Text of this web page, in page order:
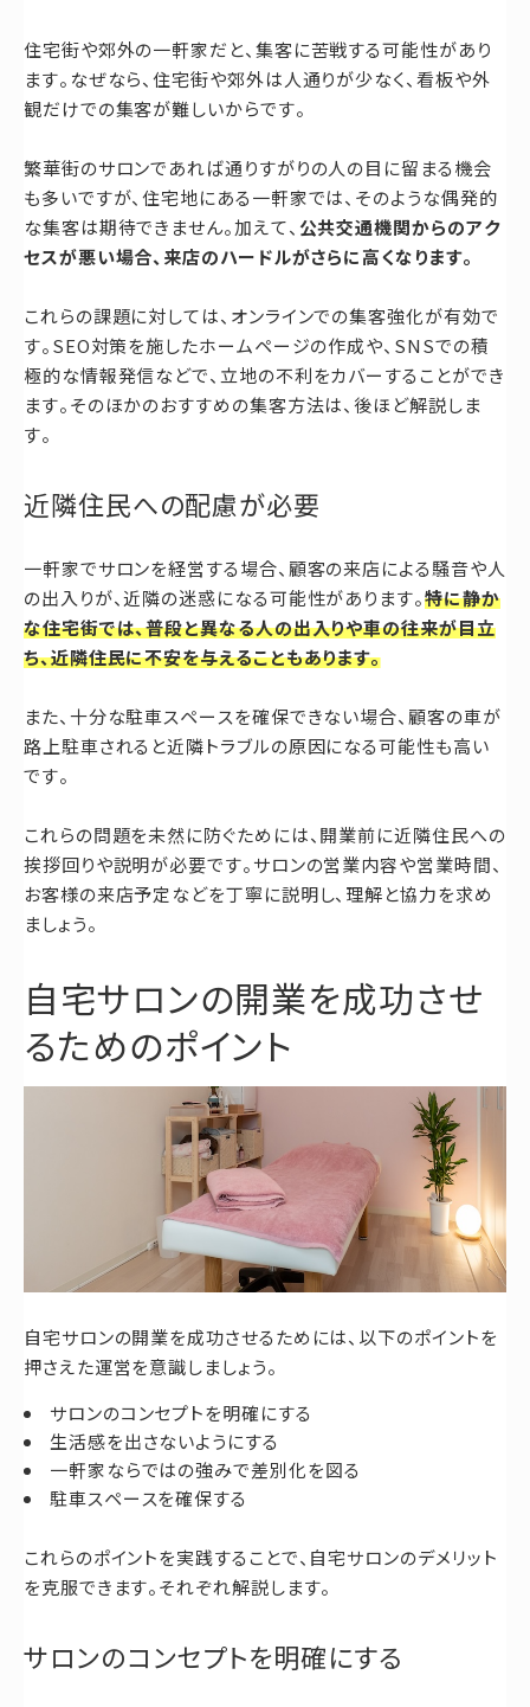
住宅街や郊外の一軒家だと、集客に苦戦する可能性があり
ます。なぜなら、住宅街や郊外は人通りが少なく、看板や外
観だけでの集客が難しいからです。
繁華街のサロンであれば通りすがりの人の目に留まる機会
も多いですが、住宅地にある一軒家では、そのような偶発的
な集客は期待できません。加えて、 公共交通機関からのアク
セスが悪い場合、来店のハードルがさらに高くなります。
これらの課題に対しては、オンラインでの集客強化が有効で
す。SEO対策を施したホームページの作成や、SNSでの積
極的な情報発信などで、立地の不利をカバーすることができ
ます。そのほかのおすすめの集客方法は、後ほど解説しま
す。
近隣住民への配慮が必要
一軒家でサロンを経営する場合、顧客の来店による騒音や人
の出入りが、近隣の迷惑になる可能性があります。特に静か
な住宅街では、普段と異なる人の出入りや車の往来が目立
ち、近隣住民に不安を与えることもあります。
また、十分な駐車スペースを確保できない場合、顧客の車が
路上駐車されると近隣トラブルの原因になる可能性も高い
です。
これらの問題を未然に防ぐためには、開業前に近隣住民への
挨拶回りや説明が必要です。サロンの営業内容や営業時間、
お客様の来店予定などを丁寧に説明し、理解と協力を求め
ましょう。
自宅サロンの開業を成功させ
るためのポイント
自宅サロンの開業を成功させるためには、以下のポイントを
押さえた運営を意識しましょう。
サロンのコンセプトを明確にする
生活感を出さないようにする
一軒家ならではの強みで差別化を図る
駐車スペースを確保する
これらのポイントを実践することで、自宅サロンのデメリット
を克服できます。それぞれ解説します。
サロンのコンセプトを明確にする